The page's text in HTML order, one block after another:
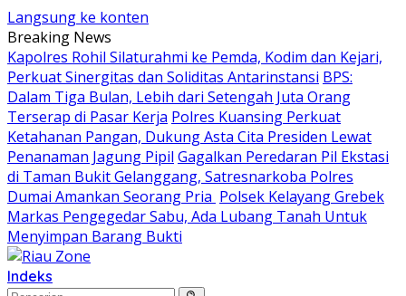
Langsung ke konten
Breaking News
Kapolres Rohil Silaturahmi ke Pemda, Kodim dan Kejari,
Perkuat Sinergitas dan Soliditas Antarinstansi BPS:
Dalam Tiga Bulan, Lebih dari Setengah Juta Orang
Terserap di Pasar Kerja Polres Kuansing Perkuat
Ketahanan Pangan, Dukung Asta Cita Presiden Lewat
Penanaman Jagung Pipil Gagalkan Peredaran Pil Ekstasi
di Taman Bukit Gelanggang, Satresnarkoba Polres
Dumai Amankan Seorang Pria Polsek Kelayang Grebek
Markas Pengegedar Sabu, Ada Lubang Tanah Untuk
Menyimpan Barang Bukti
Indeks